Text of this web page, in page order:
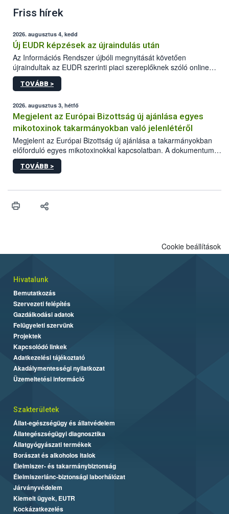
Friss hírek
2026. augusztus 4, kedd
Új EUDR képzések az újraindulás után
Az Információs Rendszer újbóli megnyitását követően
újraindultak az EUDR szerinti piaci szereplőknek szóló online
képzések.
TOVÁBB >
2026. augusztus 3, hétfő
Megjelent az Európai Bizottság új ajánlása egyes
mikotoxinok takarmányokban való jelenlétéről
Megjelent az Európai Bizottság új ajánlása a takarmányokban
előforduló egyes mikotoxinokkal kapcsolatban. A dokumentum
2027-től új irányértékek alkalmazását írja elő, és a jelenleg
hatályos uniós ajánlások helyébe lép.
TOVÁBB >
Cookie beállítások
Hivatalunk
Bemutatkozás
Szervezeti felépítés
Gazdálkodási adatok
Felügyeleti szervünk
Projektek
Kapcsolódó linkek
Adatkezelési tájékoztató
Akadálymentességi nyilatkozat
Üzemeltetési információ
Szakterületek
Állat-egészségügy és állatvédelem
Állategészségügyi diagnosztika
Állatgyógyászati termékek
Borászat és alkoholos italok
Élelmiszer- és takarmánybiztonság
Élelmiszerlánc-biztonsági laborhálózat
Járványvédelem
Kiemelt ügyek, EUTR
Kockázatkezelés